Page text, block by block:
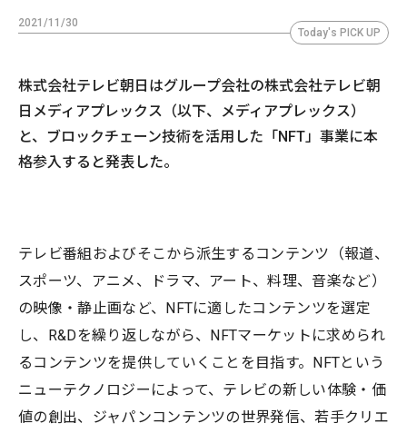
2021/11/30
Today's PICK UP
株式会社テレビ朝日はグループ会社の株式会社テレビ朝
日メディアプレックス（以下、メディアプレックス）
と、ブロックチェーン技術を活用した「NFT」事業に本
格参入すると発表した。
テレビ番組およびそこから派生するコンテンツ（報道、
スポーツ、アニメ、ドラマ、アート、料理、音楽など）
の映像・静止画など、NFTに適したコンテンツを選定
し、R&Dを繰り返しながら、NFTマーケットに求められ
るコンテンツを提供していくことを目指す。NFTという
ニューテクノロジーによって、テレビの新しい体験・価
値の創出、ジャパンコンテンツの世界発信、若手クリエ